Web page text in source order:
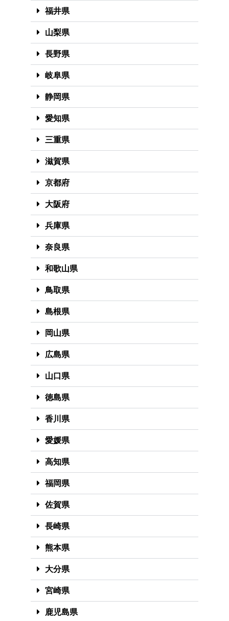
福井県
山梨県
長野県
岐阜県
静岡県
愛知県
三重県
滋賀県
京都府
大阪府
兵庫県
奈良県
和歌山県
鳥取県
島根県
岡山県
広島県
山口県
徳島県
香川県
愛媛県
高知県
福岡県
佐賀県
長崎県
熊本県
大分県
宮崎県
鹿児島県